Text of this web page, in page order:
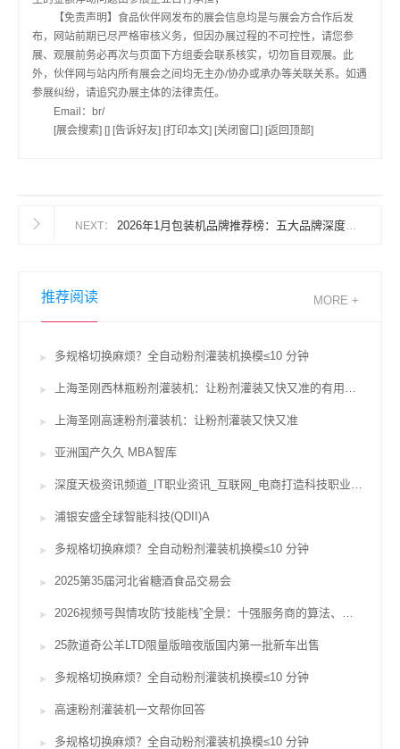
【免责声明】食品伙伴网发布的展会信息均是与展会方合作后发
布，网站前期已尽严格审核义务，但因办展过程的不可控性，请您参
展、观展前务必再次与页面下方组委会联系核实，切勿盲目观展。此
外，伙伴网与站内所有展会之间均无主办/协办或承办等关联关系。如遇
参展纠纷，请追究办展主体的法律责任。
Email：br/
[展会搜索] [] [告诉好友] [打印本文] [关闭窗口] [返回顶部]
NEXT： 2026年1月包装机品牌推荐榜：五大品牌深度对比与选购指南
推荐阅读 MORE +
多规格切换麻烦？全自动粉剂灌装机换模≤10 分钟
上海圣刚西林瓶粉剂灌装机：让粉剂灌装又快又准的有用辅佐
上海圣刚高速粉剂灌装机：让粉剂灌装又快又准
亚洲国产久久 MBA智库
深度天极资讯频道_IT职业资讯_互联网_电商打造科技职业威望坐看途径风云变迁
浦银安盛全球智能科技(QDII)A
多规格切换麻烦？全自动粉剂灌装机换模≤10 分钟
2025第35届河北省糖酒食品交易会
2026视频号舆情攻防“技能栈”全景：十强服务商的算法、对赌与合规鸿沟
25款道奇公羊LTD限量版暗夜版国内第一批新车出售
多规格切换麻烦？全自动粉剂灌装机换模≤10 分钟
高速粉剂灌装机一文帮你回答
多规格切换麻烦？全自动粉剂灌装机换模≤10 分钟